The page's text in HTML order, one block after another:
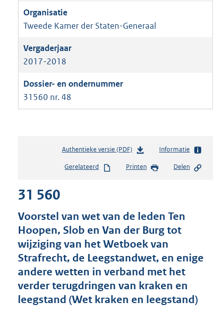
Tweede Kamer der Staten-Generaal
2017-2018
31560 nr. 48
Authentieke versie (PDF)b
s
s
g
r
o
o
t
t
:
Informatie
Gerelateerd Printen Delen
31 560
Voorstel van wet van de leden Ten
Hoopen, Slob en Van der Burg tot
wijziging van het Wetboek van
Strafrecht, de Leegstandwet, en enige
andere wetten in verband met het
verder terugdringen van kraken en
leegstand (Wet kraken en leegstand)